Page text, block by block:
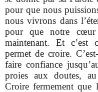
pour que nous
nous vivrons dans
pour que notre cœur
maintenant. Et
permet de croire.
faire confiance
proies aux doutes, au
Croire fermement que